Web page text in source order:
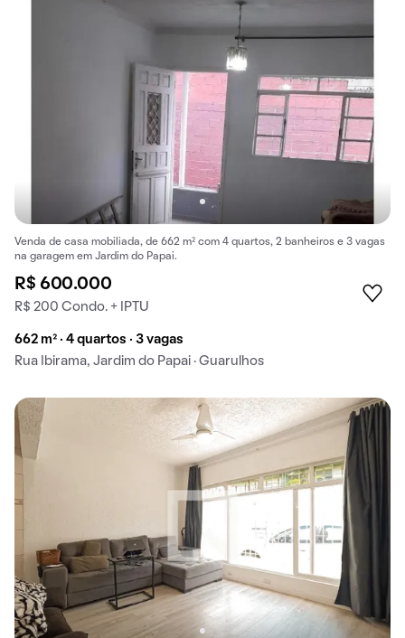
Venda de casa mobiliada, de 662 m² com 4 quartos, 2 banheiros e 3 vagas
na garagem em Jardim do Papai.
R$ 600.000
R$ 200 Condo. + IPTU
662 m² · 4 quartos · 3 vagas
Rua Ibirama, Jardim do Papai · Guarulhos